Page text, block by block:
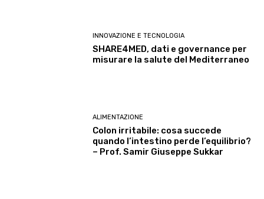
INNOVAZIONE E TECNOLOGIA
SHARE4MED, dati e governance per
misurare la salute del Mediterraneo
ALIMENTAZIONE
Colon irritabile: cosa succede
quando l’intestino perde l’equilibrio?
– Prof. Samir Giuseppe Sukkar